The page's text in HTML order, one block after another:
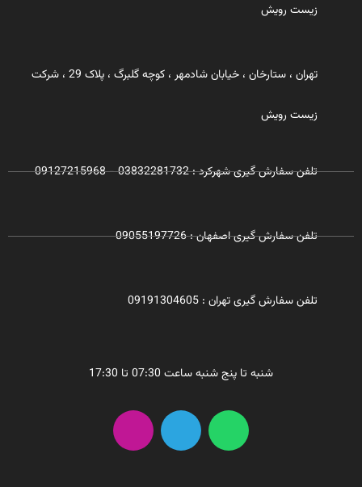
زیست رویش
تهران ، ستارخان ، خیابان شادمهر ، کوچه گلبرگ ، پلاک 29 ، شرکت
زیست رویش
تلفن سفارش گیری شهرکرد : 03832281732 - 09127215968
تلفن سفارش گیری اصفهان : 09055197726
تلفن سفارش گیری تهران : 09191304605
شنبه تا پنج شنبه ساعت 07:30 تا 17:30
W
h
a
T
l
I
n
s